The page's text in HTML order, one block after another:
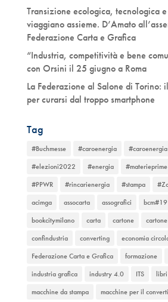
Transizione ecologica, tecnologica
viaggiano assieme. D’Amato
Federazione Carta e Grafica
“Industria, competitività e bene
con Orsini il 25 giugno a Roma
La Federazione al Salone di Torino:
per curarsi dal troppo smartphone
Tag
#Buchmesse #caroenergia
#elezioni2022
#energia #materieprime
#PPWR
#rincarienergia #stampa
acimga
assocarta assografici bcm#19
bookcitymilano
carta cartone
confindustria
converting economia
Federazione Carta e Grafica
formazione
industria grafica
industry 4.0 ITS
libri
macchine da stampa
macchine per il